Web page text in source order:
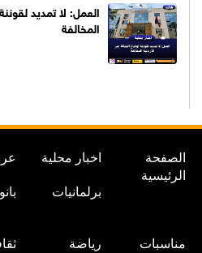
العمل: لا تمديد
المخالفة
الصفحة
الرئيسية
اخبار محلية
برلمانيات
مناسبات رياضة